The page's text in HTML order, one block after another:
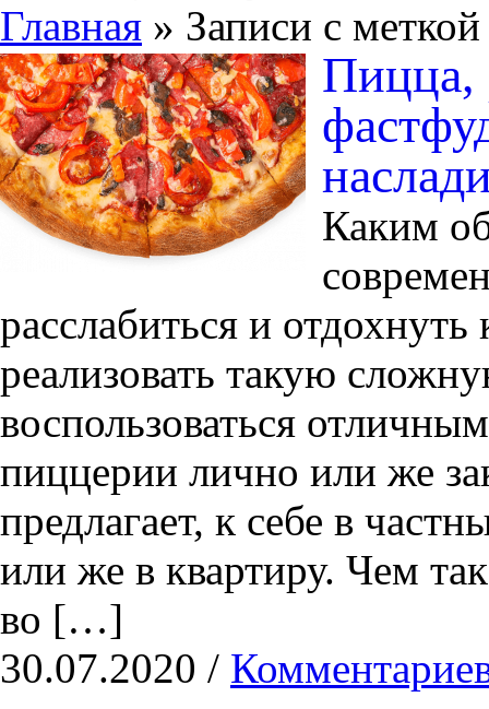
Главная » Записи с
Пицца,
Каким
расслабиться и
реализовать такую
воспользоваться
пиццерии лично или же
предлагает, к себе в
или же в квартиру. Чем
во […]
30.07.2020 /